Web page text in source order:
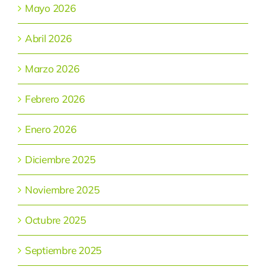
Mayo 2026
Abril 2026
Marzo 2026
Febrero 2026
Enero 2026
Diciembre 2025
Noviembre 2025
Octubre 2025
Septiembre 2025